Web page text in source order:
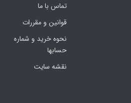
تماس با ما
قوانین و مقررات
نحوه خرید و شماره
حسابها
نقشه سایت